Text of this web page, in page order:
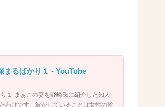
まるばかり１ - YouTube
１ まぁこの妻を野崎氏に紹介した知人
わけです。彼がしていることは女性の斡